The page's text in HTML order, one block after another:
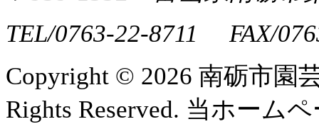
TEL/0763-22-8711 FAX/
Copyright © 2026 南砺市園
Rights Reserved. 当ホーム